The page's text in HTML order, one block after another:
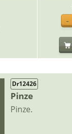
-
Dr12426
Pinze
Pinze.